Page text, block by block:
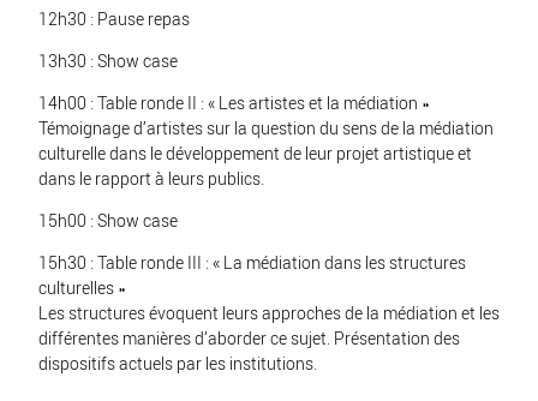
12h30 : Pause repas
13h30 : Show case
14h00 : Table ronde II : « Les artistes et la médiation »
Témoignage d’artistes sur la question du sens de la médiation
culturelle dans le développement de leur projet artistique et
dans le rapport à leurs publics.
15h00 : Show case
15h30 : Table ronde III : « La médiation dans les structures
culturelles »
Les structures évoquent leurs approches de la médiation et les
différentes manières d’aborder ce sujet. Présentation des
dispositifs actuels par les institutions.